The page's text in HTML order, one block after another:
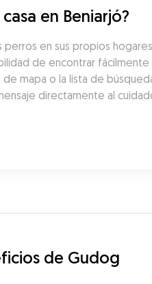
en Beniarjó?
en sus propios
de encontrar fácilmente
mapa o la lista de
directamente al
de Gudog